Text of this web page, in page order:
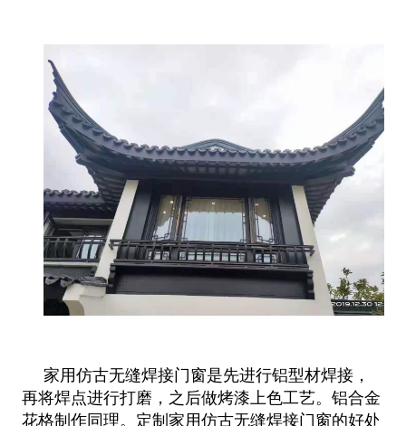
家用仿古无缝焊接门窗是先进行铝型材焊接，
再将焊点进行打磨，之后做烤漆上色工艺。铝合金
花格制作同理。定制家用仿古无缝焊接门窗的好处